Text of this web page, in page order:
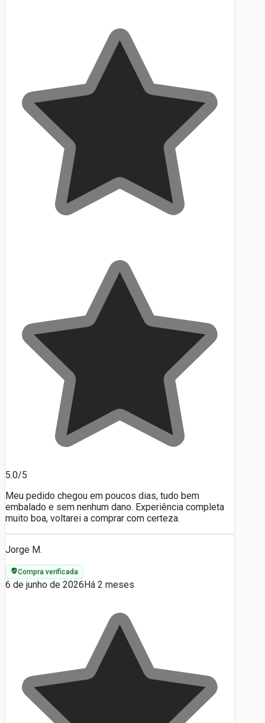
5.0/5
Meu pedido chegou em poucos dias, tudo bem
embalado e sem nenhum dano. Experiência completa
muito boa, voltarei a comprar com certeza.
Jorge M.
Compra verificada
6 de junho de 2026Há 2 meses